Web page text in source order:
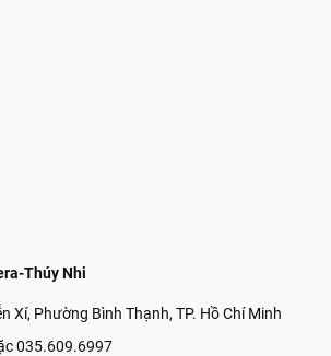
Thúy Nhi
Xí, Phường Bình Thạnh, TP. Hồ Chí Minh
035.609.6997